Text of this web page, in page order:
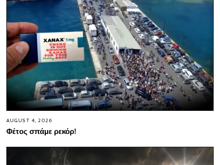
AUGUST 4, 2026
Φέτος σπάμε ρεκόρ!